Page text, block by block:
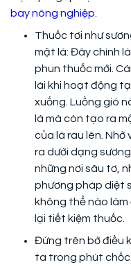
bay nông nghiệp
Thuốc tơi như
mặt lá: Đây chính
phun thuốc mới.
lái khi hoạt động
xuống. Luồng gió
lá mà còn tạo ra
của lá rau lên.
ra dưới dạng
những nơi sâu tơ,
phương pháp diệt
không thể nào
lại tiết kiệm thuốc.
Đứng trên bờ điều
ta trong phút